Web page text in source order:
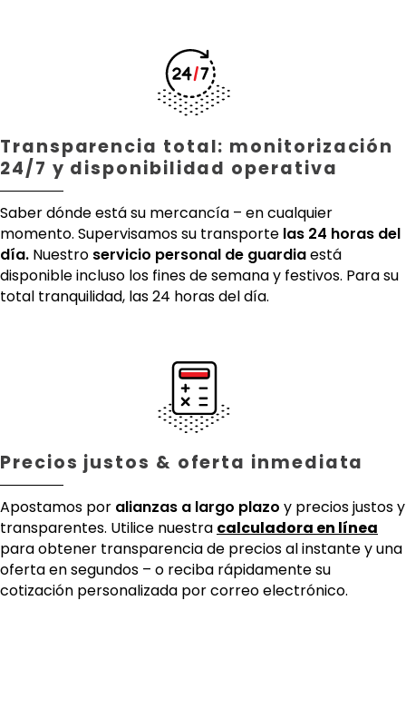
Transparencia total: monitorización
24/7 y disponibilidad operativa
Saber dónde está su mercancía – en cualquier
momento. Supervisamos su transporte las 24 horas del
día. Nuestro servicio personal de guardiaestá
disponible incluso los fines de semana y festivos. Para su
total tranquilidad, las 24 horas del día.
Precios justos & oferta inmediata
Apostamos por alianzas a largo plazo y precios justos y
transparentes. Utilice nuestra calculadora en línea
para obtener transparencia de precios al instante y una
oferta en segundos – o reciba rápidamente su
cotización personalizada por correo electrónico.